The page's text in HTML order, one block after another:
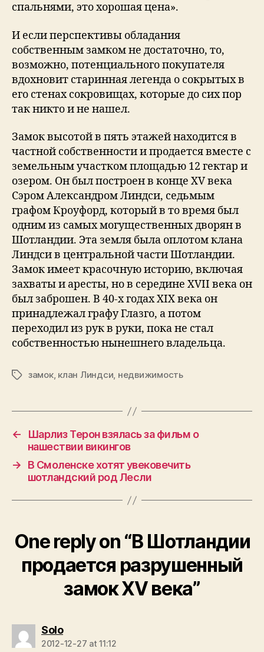
спальнями, это хорошая цена».
И если перспективы обладания
собственным замком не достаточно, то,
возможно, потенциального покупателя
вдохновит старинная легенда о сокрытых в
его стенах сокровищах, которые до сих пор
так никто и не нашел.
Замок высотой в пять этажей находится в
частной собственности и продается вместе с
земельным участком площадью 12 гектар и
озером. Он был построен в конце XV века
Сэром Александром Линдси, седьмым
графом Кроуфорд, который в то время был
одним из самых могущественных дворян в
Шотландии. Эта земля была оплотом клана
Линдси в центральной части Шотландии.
Замок имеет красочную историю, включая
захваты и аресты, но в середине XVII века он
был заброшен. В 40-х годах XIX века он
принадлежал графу Глазго, а потом
переходил из рук в руки, пока не стал
собственностью нынешнего владельца.
Tagsзамок, клан Линдси, недвижимость
←
Шарлиз Терон взялась за фильм о
нашествии викингов
→
В Смоленске хотят увековечить
шотландский род Лесли
One reply on “В Шотландии
продается разрушенный
замок XV века”
Solosays:
2012-12-27 at 11:12